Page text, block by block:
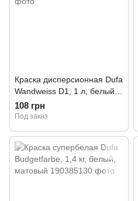
Краска дисперсионная Dufa
Wandweiss D1, 1 л, белый,
матовый
108 грн
Под заказ